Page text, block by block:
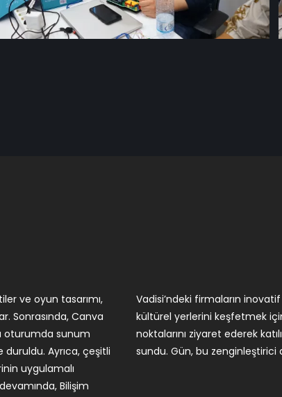
ve oyun tasarımı,
Sonrasında, Canva
oturumda sunum
Ayrıca, çeşitli
uygulamalı
Bilişim
İstanbul’un tarihi ve
tur, şehrin önemli
hakkında bilgi
sundu. Gün, bu